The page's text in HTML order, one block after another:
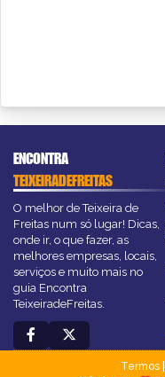
ENCONTRA
TEIXEIRADEFREITAS
O melhor de Teixeira de
Freitas num só lugar! Dicas,
onde ir, o que fazer, as
melhores empresas, locais,
serviços e muito mais no
guia Encontra
TeixeiradeFreitas.
Termos|